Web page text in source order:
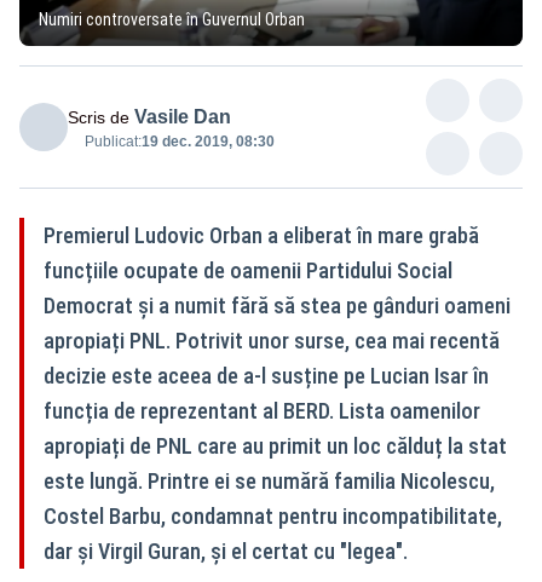
Numiri controversate în Guvernul Orban
Scris de Vasile Dan
Publicat:19 dec. 2019, 08:30
Premierul Ludovic Orban a eliberat în mare grabă
funcțiile ocupate de oamenii Partidului Social
Democrat și a numit fără să stea pe gânduri oameni
apropiați PNL. Potrivit unor surse, cea mai recentă
decizie este aceea de a-l susține pe Lucian Isar în
funcția de reprezentant al BERD. Lista oamenilor
apropiați de PNL care au primit un loc călduț la stat
este lungă. Printre ei se numără familia Nicolescu,
Costel Barbu, condamnat pentru incompatibilitate,
dar și Virgil Guran, și el certat cu "legea".